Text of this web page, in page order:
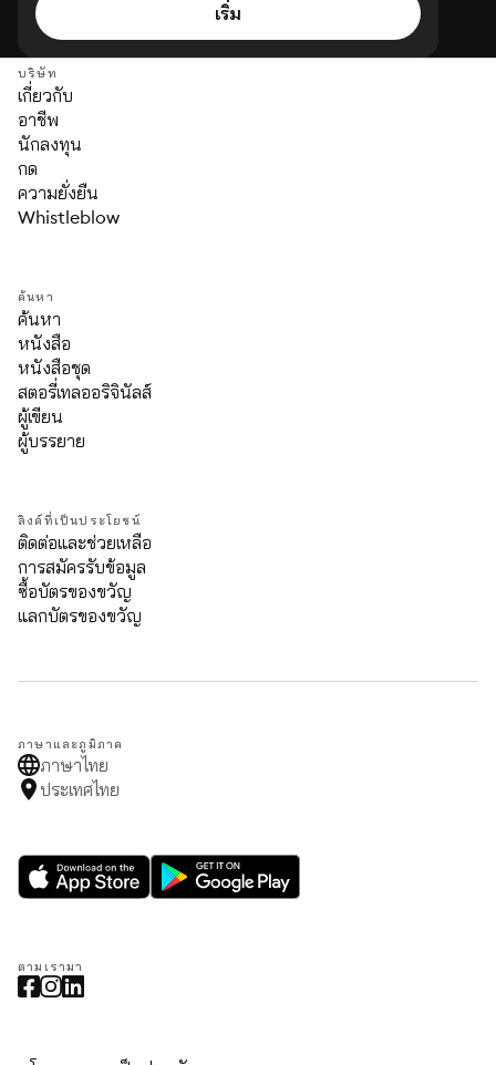
เริ่ม
บริษัท
เกี่ยวกับ
อาชีพ
นักลงทุน
กด
ความยั่งยืน
Whistleblow
ค้นหา
ค้นหา
หนังสือ
หนังสือชุด
สตอรี่เทลออริจินัลส์
ผู้เขียน
ผู้บรรยาย
ลิงค์ที่เป็นประโยชน์
ติดต่อและช่วยเหลือ
การสมัครรับข้อมูล
ซื้อบัตรของขวัญ
แลกบัตรของขวัญ
ภาษาและภูมิภาค
ภาษาไทย
ประเทศไทย
ตามเรามา